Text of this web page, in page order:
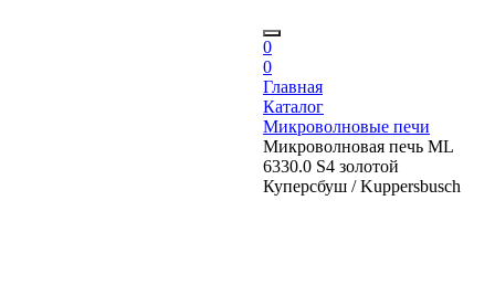
0
0
Главная
Каталог
Микроволновые печи
Микроволновая печь ML
6330.0 S4 золотой
Куперсбуш / Kuppersbusch